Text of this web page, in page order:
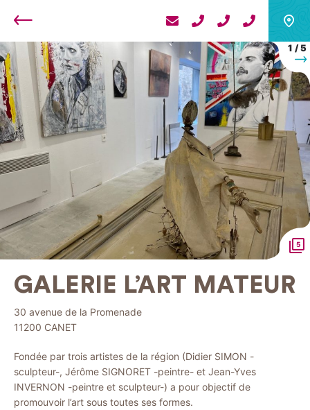
Retour
1 /5
5
GALERIE L’ART MATEUR
30 avenue de la Promenade
11200 CANET
Fondée par trois artistes de la région (Didier SIMON -
sculpteur-, Jérôme SIGNORET -peintre- et Jean-Yves
INVERNON -peintre et sculpteur-) a pour objectif de
promouvoir l’art sous toutes ses formes.